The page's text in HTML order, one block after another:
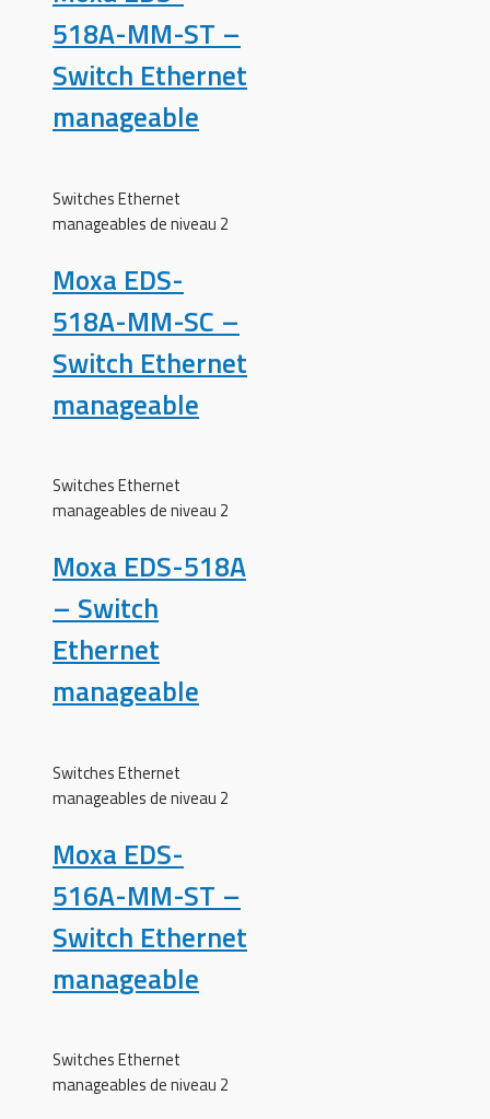
518A-MM-ST –
Switch Ethernet
manageable
Switches Ethernet
manageables de niveau 2
Moxa EDS-
518A-MM-SC –
Switch Ethernet
manageable
Switches Ethernet
manageables de niveau 2
Moxa EDS-518A
– Switch
Ethernet
manageable
Switches Ethernet
manageables de niveau 2
Moxa EDS-
516A-MM-ST –
Switch Ethernet
manageable
Switches Ethernet
manageables de niveau 2